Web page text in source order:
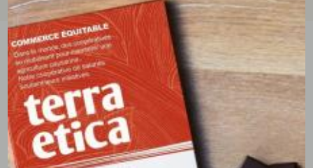
vous aimerez aussi...